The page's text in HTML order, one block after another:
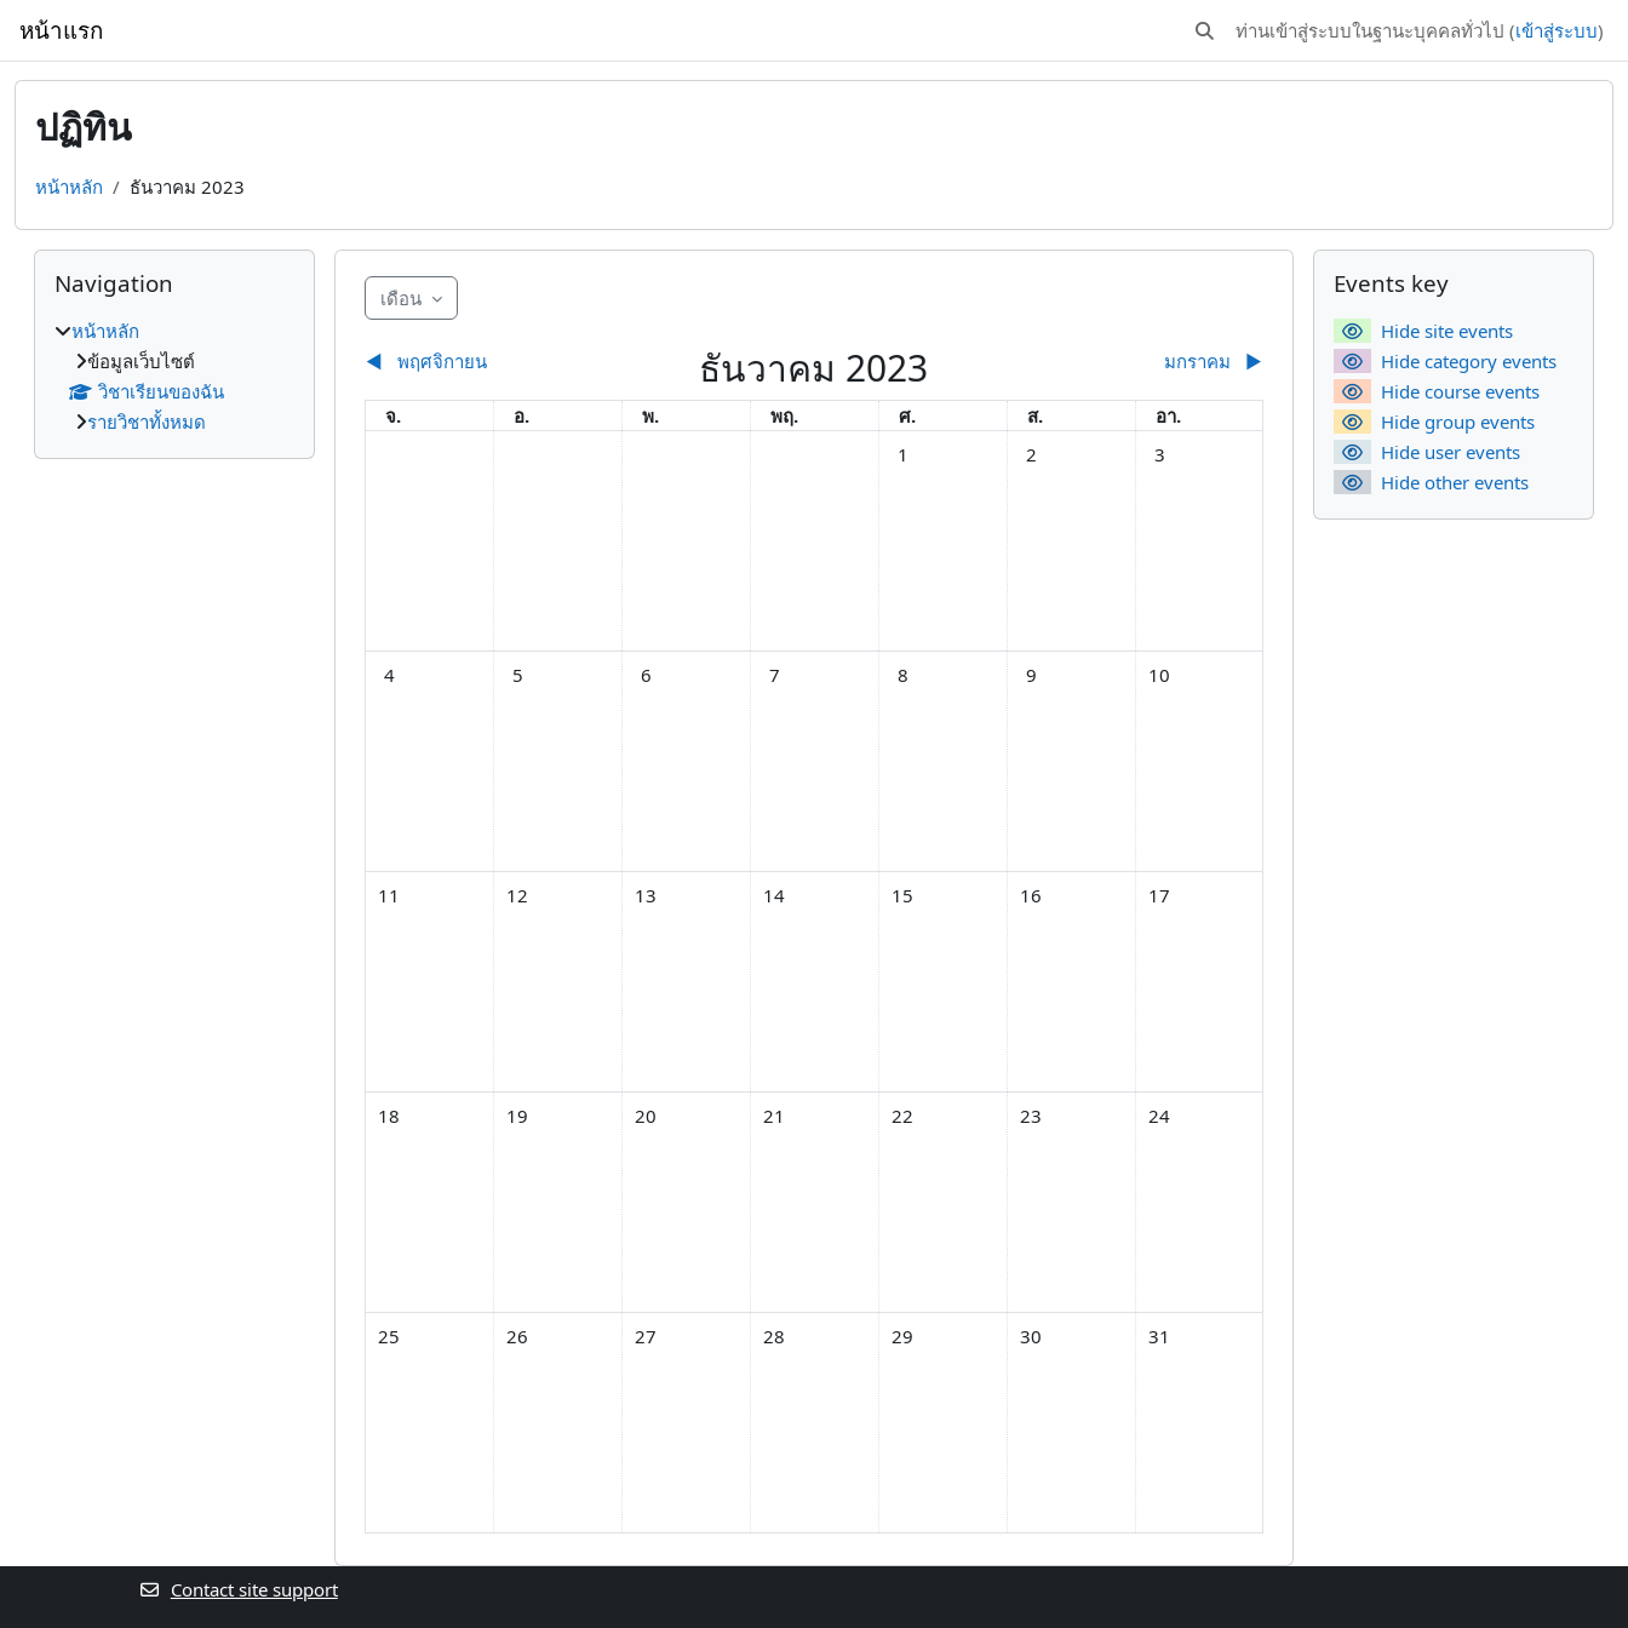
หน้าแรก Toggle search input
ท่านเข้าสู่ระบบในฐานะบุคคลทั่วไป (เข้าสู่ระบบ)
ปฏิทิน
หน้าหลัก ธันวาคม 2023
เดือน
◀︎ พฤศจิกายน ธันวาคม 2023 มกราคม ▶︎
จันทร์
จ. อังคาร
อ. พุธ
พ. พฤหัสบดี
พฤ. ศุกร์
ศ. เสาร์
ส. อาทิตย์
อา.
No events, วันศุกร์, 1 ธันวาคม
1 No events, วันเสาร์, 2 ธันวาคม
2 No events, วันอาทิตย์, 3 ธันวาคม
3
No events, วันจันทร์, 4 ธันวาคม
4 No events, วันอังคาร, 5 ธันวาคม
5 No events, วันพุธ, 6 ธันวาคม
6 No events, วันพฤหัสบดี, 7 ธันวาคม
7 No events, วันศุกร์, 8 ธันวาคม
8 No events, วันเสาร์, 9 ธันวาคม
9 No events, วันอาทิตย์, 10 ธันวาคม
10
No events, วันจันทร์, 11 ธันวาคม
11 No events, วันอังคาร, 12 ธันวาคม
12 No events, วันพุธ, 13 ธันวาคม
13 No events, วันพฤหัสบดี, 14 ธันวาคม
14 No events, วันศุกร์, 15 ธันวาคม
15 No events, วันเสาร์, 16 ธันวาคม
16 No events, วันอาทิตย์, 17 ธันวาคม
17
No events, วันจันทร์, 18 ธันวาคม
18 No events, วันอังคาร, 19 ธันวาคม
19 No events, วันพุธ, 20 ธันวาคม
20 No events, วันพฤหัสบดี, 21 ธันวาคม
21 No events, วันศุกร์, 22 ธันวาคม
22 No events, วันเสาร์, 23 ธันวาคม
23 No events, วันอาทิตย์, 24 ธันวาคม
24
No events, วันจันทร์, 25 ธันวาคม
25 No events, วันอังคาร, 26 ธันวาคม
26 No events, วันพุธ, 27 ธันวาคม
27 No events, วันพฤหัสบดี, 28 ธันวาคม
28 No events, วันศุกร์, 29 ธันวาคม
29 No events, วันเสาร์, 30 ธันวาคม
30 No events, วันอาทิตย์, 31 ธันวาคม
31
บล็อค
ข้าม {$ a}
Navigation
หน้าหลัก
ข้อมูลเว็บไซต์
วิชาเรียนของฉัน
รายวิชาทั้งหมด
Supplementary
ข้าม {$ a}
Events key
Hide site events
Hide category events
Hide course events
Hide group events
Hide user events
Hide other events
Contact site support